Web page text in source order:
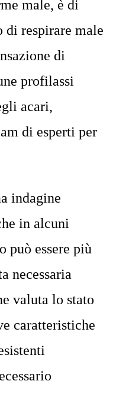
male, è di
respirare male
di
profilassi
acari,
di esperti per
indagine
in alcuni
può essere più
necessaria
valuta lo stato
caratteristiche